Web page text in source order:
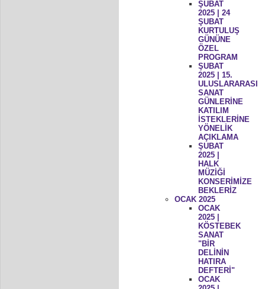
ŞUBAT
2025 | 24
ŞUBAT
KURTULUŞ
GÜNÜNE
ÖZEL
PROGRAM
ŞUBAT
2025 | 15.
ULUSLARARASI
SANAT
GÜNLERİNE
KATILIM
İSTEKLERİNE
YÖNELİK
AÇIKLAMA
ŞUBAT
2025 |
HALK
MÜZİĞİ
KONSERİMİZE
BEKLERİZ
OCAK 2025
OCAK
2025 |
KÖSTEBEK
SANAT
"BİR
DELİNİN
HATIRA
DEFTERİ"
OCAK